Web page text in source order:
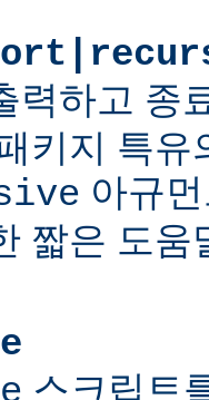
력하고 종
키지 특
아규
짧은 도움
스크립트